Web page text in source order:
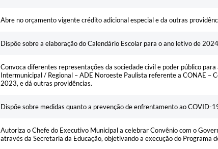
Abre no orçamento vigente crédito adicional especial e da outras
Dispõe sobre a elaboração do Calendário Escolar para o ano letivo de
Convoca diferentes representações da sociedade civil e poder público para
Intermunicipal / Regional – ADE Noroeste Paulista referente a CONAE –
2023, e dá outras providências.
Dispõe sobre medidas quanto a prevenção de enfrentamento ao COVID-
Autoriza o Chefe do Executivo Municipal a celebrar Convênio com o
através da Secretaria da Educação, objetivando a execução do Programa